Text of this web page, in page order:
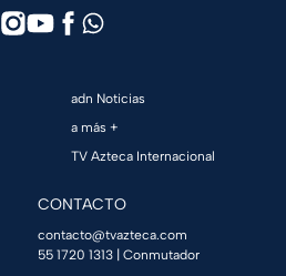
adn Noticias
a más +
TV Azteca Internacional
CONTACTO
contacto@tvazteca.com
55 1720 1313 | Conmutador